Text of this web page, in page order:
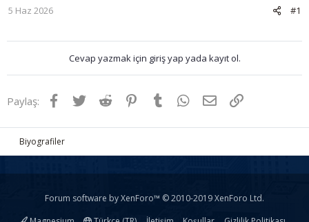
#1
5 Haz 2026
Cevap yazmak için giriş yap yada kayıt ol.
Paylaş: Facebook
TwitterReddit Pinterest
Tumblr WhatsApp
E-postaLink
Biyografiler
Forum software by XenForo™ © 2010-2019 XenForo Ltd.